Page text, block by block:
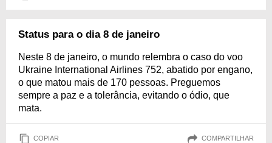
Status para o dia 8 de janeiro
Neste 8 de janeiro, o mundo relembra o caso do voo
Ukraine International Airlines 752, abatido por engano,
o que matou mais de 170 pessoas. Preguemos
sempre a paz e a tolerância, evitando o ódio, que
mata.
COPIAR COMPARTILHAR